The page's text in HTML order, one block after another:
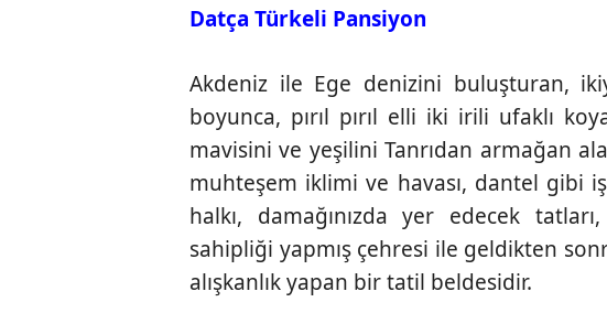
Datça Türkeli Pansiyon
Akdeniz ile Ege denizini buluşturan,
boyunca, pırıl pırıl elli iki irili ufaklı
mavisini ve yeşilini Tanrıdan armağan
muhteşem iklimi ve havası, dantel gibi
halkı, damağınızda yer edecek
sahipliği yapmış çehresi ile geldikten
alışkanlık yapan bir tatil beldesidir.